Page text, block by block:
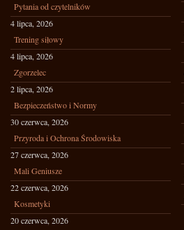
Pytania od czytelników
4 lipca, 2026
Trening siłowy
4 lipca, 2026
Zgorzelec
2 lipca, 2026
Bezpieczeństwo i Normy
30 czerwca, 2026
Przyroda i Ochrona Środowiska
27 czerwca, 2026
Mali Geniusze
22 czerwca, 2026
Kosmetyki
20 czerwca, 2026